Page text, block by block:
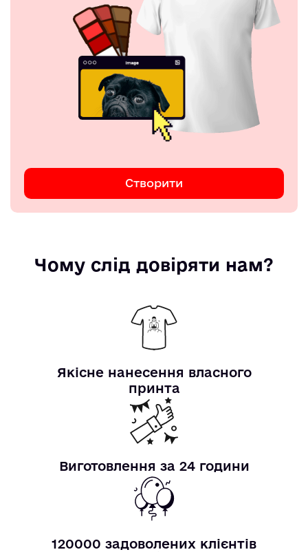
Створити
Чому слід довіряти нам?
Якісне нанесення власного
принта
Виготовлення за 24 години
120000 задоволених клієнтів